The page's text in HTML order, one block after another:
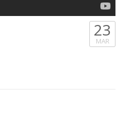
23
MAR